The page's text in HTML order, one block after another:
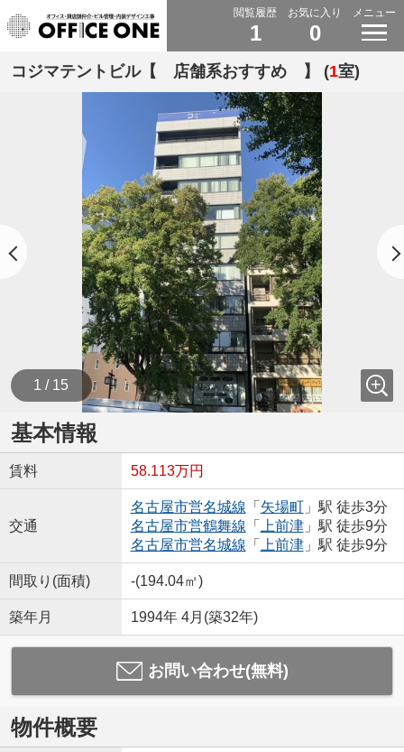
閲覧履歴
1
お気に入り
0
メニュー
コジマテントビル【 店舗系おすすめ 】 (1室)
1 / 15
基本情報
賃料 58.113万円
交通
名古屋市営名城線 「 矢場町」駅 徒歩3分
名古屋市営鶴舞線 「 上前津」駅 徒歩9分
名古屋市営名城線 「 上前津」駅 徒歩9分
間取り(面積) -(194.04㎡)
築年月 1994年 4月(築32年)
お問い合わせ(無料)
物件概要